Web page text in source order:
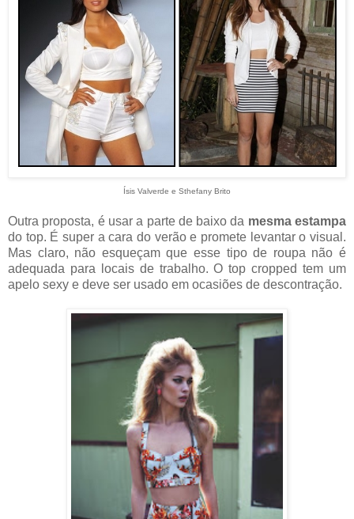
Ísis Valverde e Sthefany Brito
Outra proposta, é usar a parte de baixo da mesma estampa
do top. É super a cara do verão e promete levantar o visual.
Mas claro, não esqueçam que esse tipo de roupa não é
adequada para locais de trabalho. O top cropped tem um
apelo sexy e deve ser usado em ocasiões de descontração.